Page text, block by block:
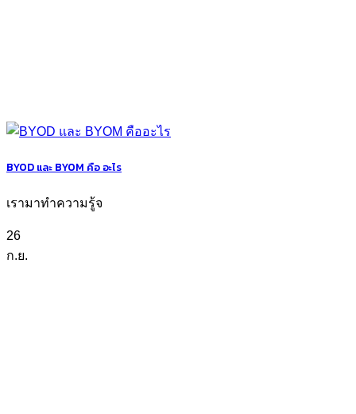
BYOD และ BYOM คือ อะไร
เรามาทำความรู้จ
26
ก.ย.